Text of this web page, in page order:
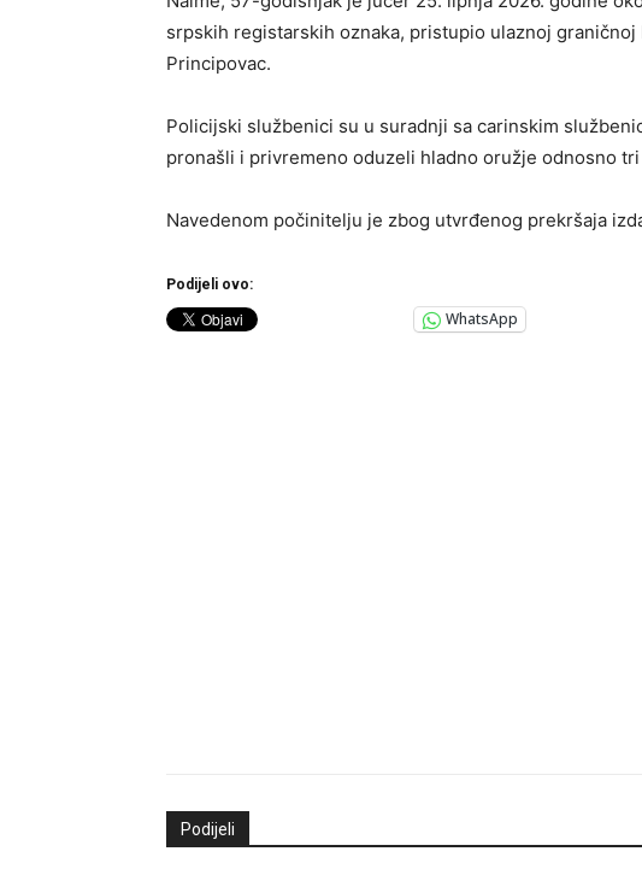
srpskih registarskih oznaka, pristupio ulaznoj
Principovac.
Policijski službenici su u suradnji sa carinskim
pronašli i privremeno oduzeli hladno oružje odnosno
Navedenom počinitelju je zbog utvrđenog prekršaja
Podijeli ovo:
WhatsApp
Podijeli